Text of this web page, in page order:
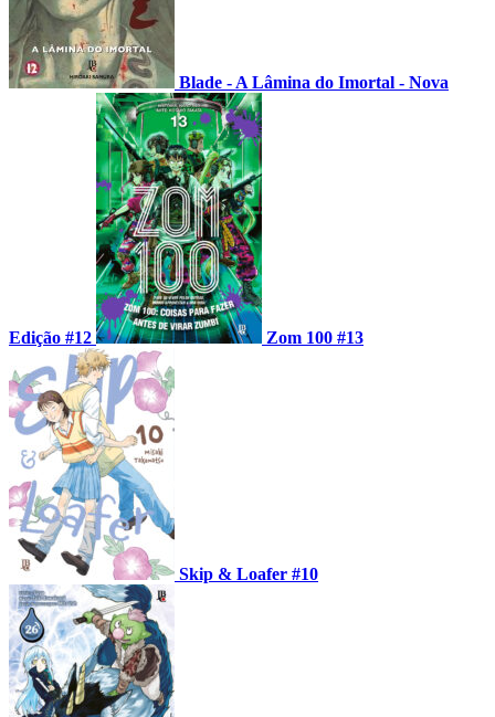
Blade - A Lâmina do Imortal - Nova
Edição #12 Zom 100 #13
Skip & Loafer #10